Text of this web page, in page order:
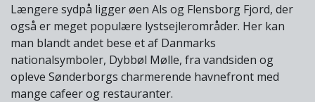
Længere sydpå ligger øen Als og Flensborg Fjord, der
også er meget populære lystsejlerområder. Her kan
man blandt andet bese et af Danmarks
nationalsymboler, Dybbøl Mølle, fra vandsiden og
opleve Sønderborgs charmerende havnefront med
mange cafeer og restauranter.